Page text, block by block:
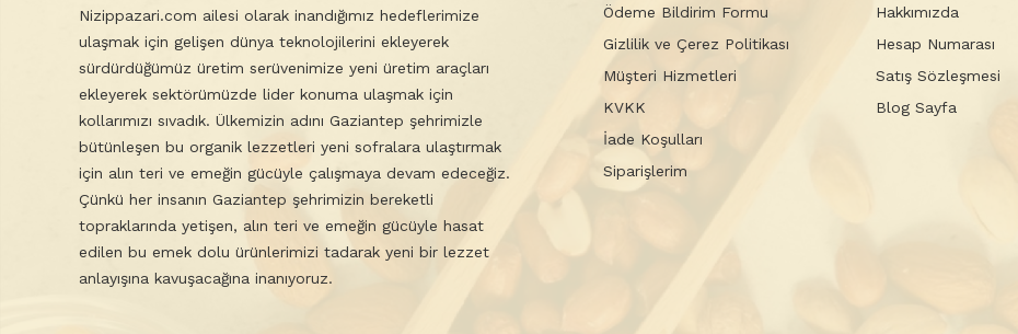
Nizippazari.com ailesi olarak inandığımız hedeflerimize
ulaşmak için gelişen dünya teknolojilerini ekleyerek
sürdürdüğümüz üretim serüvenimize yeni üretim araçları
ekleyerek sektörümüzde lider konuma ulaşmak için
kollarımızı sıvadık. Ülkemizin adını Gaziantep şehrimizle
bütünleşen bu organik lezzetleri yeni sofralara ulaştırmak
için alın teri ve emeğin gücüyle çalışmaya devam edeceğiz.
Çünkü her insanın Gaziantep şehrimizin bereketli
topraklarında yetişen, alın teri ve emeğin gücüyle hasat
edilen bu emek dolu ürünlerimizi tadarak yeni bir lezzet
anlayışına kavuşacağına inanıyoruz.
Ödeme Bildirim Formu
Gizlilik ve Çerez Politikası
Müşteri Hizmetleri
KVKK
İade Koşulları
Siparişlerim
Hakkımızda
Hesap Numarası
Satış Sözleşmesi
Blog Sayfa